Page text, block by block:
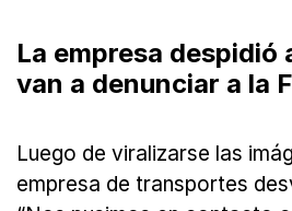
La empresa despidió
van a denunciar a la
Luego de viralizarse las
empresa de transportes